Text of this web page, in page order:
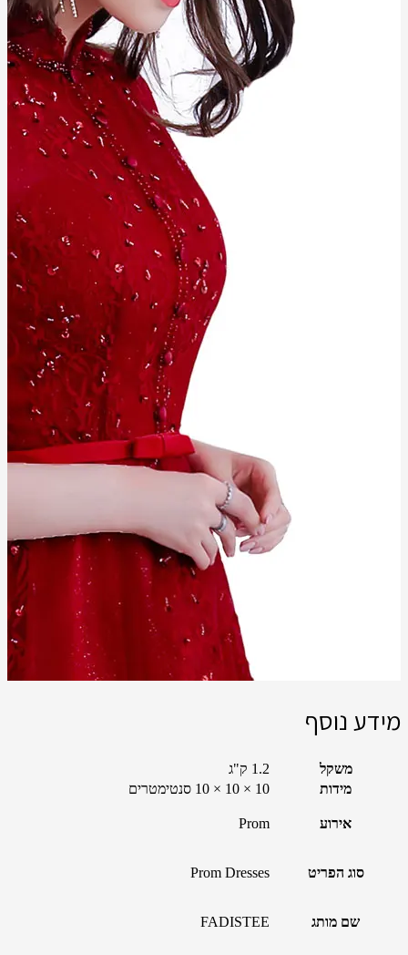
מידע נוסף
משקל
1.2 ק"ג
מידות
10 × 10 × 10 סנטימטרים
אירוע Prom
סוג הפריט Prom Dresses
שם מותג FADISTEE